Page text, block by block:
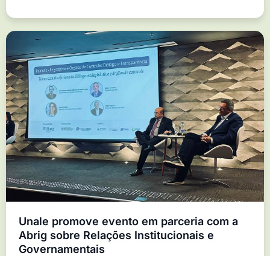
Unale promove evento em parceria com a
Abrig sobre Relações Institucionais e
Governamentais